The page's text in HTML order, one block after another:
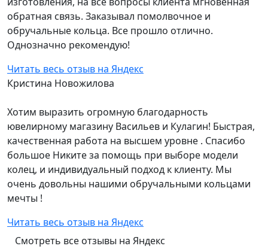
обратная связь. Заказывал помолвочное и
обручальные кольца. Все прошло отлично.
Однозначно рекомендую!
Читать весь отзыв на Яндекс
Кристина Новожилова
Хотим выразить огромную благодарность
ювелирному магазину Васильев и Кулагин! Быстрая,
качественная работа на высшем уровне . Спасибо
большое Никите за помощь при выборе модели
колец, и индивидуальный подход к клиенту. Мы
очень довольны нашими обручальными кольцами
мечты !
Читать весь отзыв на Яндекс
Смотреть все отзывы на Яндекс